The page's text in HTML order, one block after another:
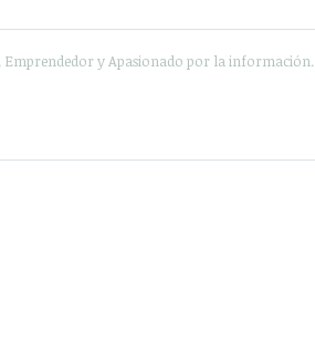
Emprendedor y Apasionado por la información.